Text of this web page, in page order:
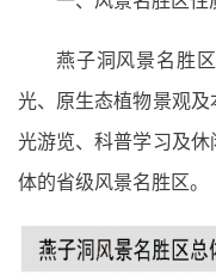
燕子洞风景名胜
光、原生态植物景观
光游览、科普学习及
体的省级风景名胜区。